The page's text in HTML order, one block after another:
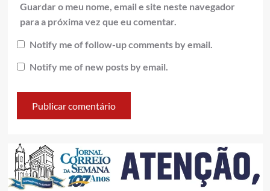
Guardar o meu nome, email e site neste navegador
para a próxima vez que eu comentar.
Notify me of follow-up comments by email.
Notify me of new posts by email.